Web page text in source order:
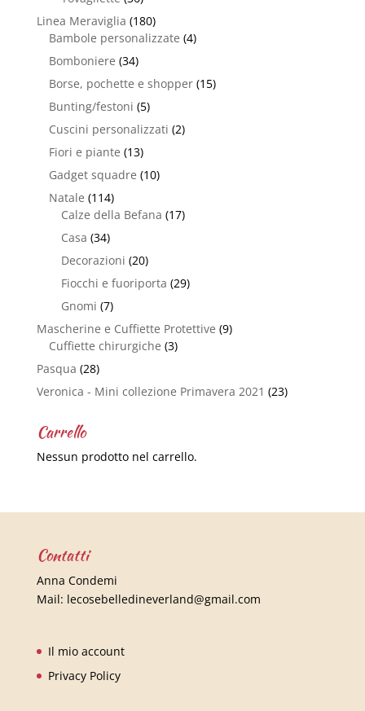
Linea Meraviglia (180)
Bambole personalizzate (4)
Bomboniere (34)
Borse, pochette e shopper (15)
Bunting/festoni (5)
Cuscini personalizzati (2)
Fiori e piante (13)
Gadget squadre (10)
Natale (114)
Calze della Befana (17)
Casa (34)
Decorazioni (20)
Fiocchi e fuoriporta (29)
Gnomi (7)
Mascherine e Cuffiette Protettive (9)
Cuffiette chirurgiche (3)
Pasqua (28)
Veronica - Mini collezione Primavera 2021 (23)
Carrello
Nessun prodotto nel carrello.
Contatti
Anna Condemi
Mail: lecosebelledineverland@gmail.com
Il mio account
Privacy Policy